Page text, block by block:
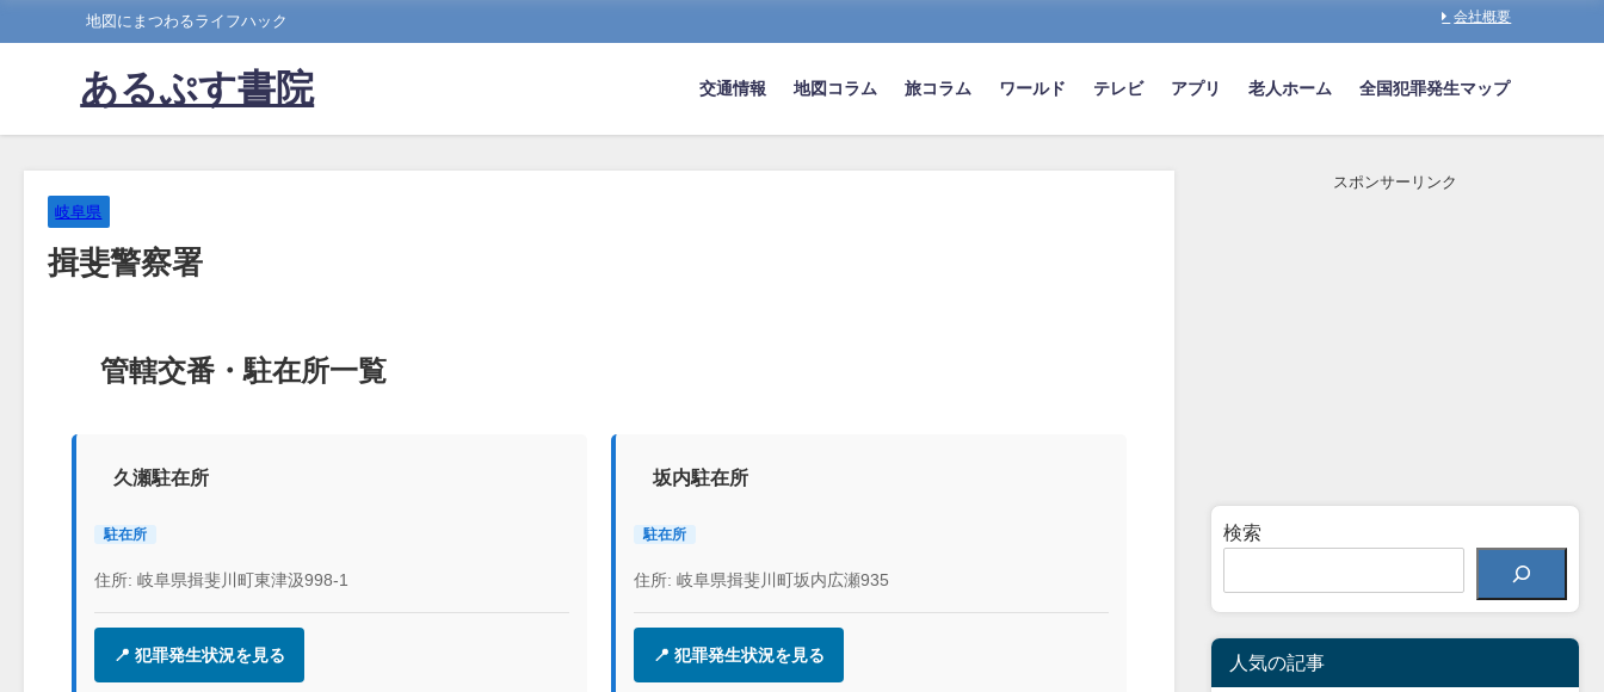
地図にまつわるライフハック 会社概要
あるぷす書院 交通情報 地図コラム 旅コラム ワールド テレビ アプリ 老人ホーム 全国犯罪発生マップ
岐阜県
揖斐警察署
管轄交番・駐在所一覧
久瀬駐在所
駐在所
住所: 岐阜県揖斐川町東津汲998-1
📍 犯罪発生状況を見る
坂内駐在所
駐在所
住所: 岐阜県揖斐川町坂内広瀬935
📍 犯罪発生状況を見る
スポンサーリンク
検索
人気の記事